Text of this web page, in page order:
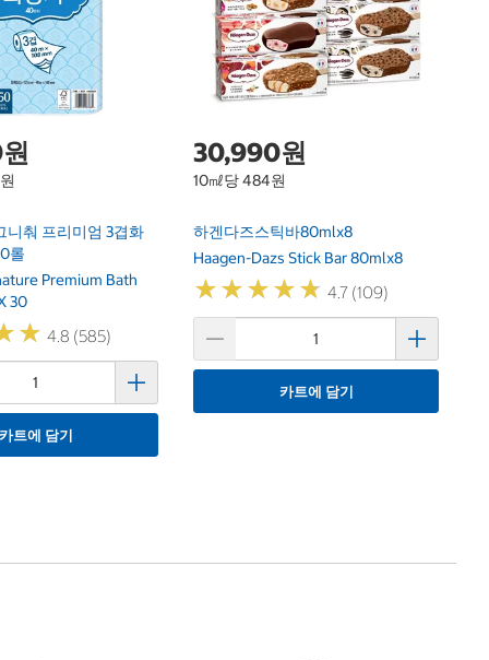
니춰 프리미엄 3겹화
롤
Premium Bath
30
★
★ 4.8 (585)
트에 담기
30,990원
10㎖당 484원
하겐다즈스틱바80mlx8
Haagen-Dazs Stick Bar 80mlx8
★★★★★
★★★★★ 4.7 (109)
카트에 담기